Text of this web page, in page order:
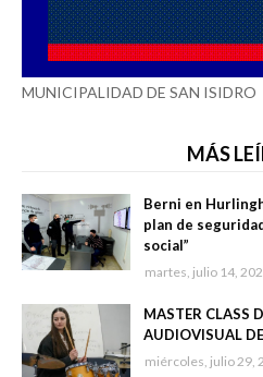
MUNICIPALIDAD DE SAN ISIDRO
MÁS
Berni en
plan de
social”
martes, julio 14,
MASTER CLASS
AUDIOVISUAL
miércoles, julio 29,